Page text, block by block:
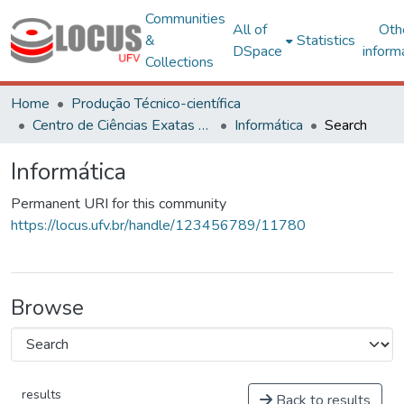
Communities
&
Collections
All of
DSpace
Statistics
Home
Produção Técnico-científica
Centro de Ciências Exatas e Tecnológicas
Informática Search
Informática
Permanent URI for this community
https://locus.ufv.br/handle/123456789/11780
Browse
results